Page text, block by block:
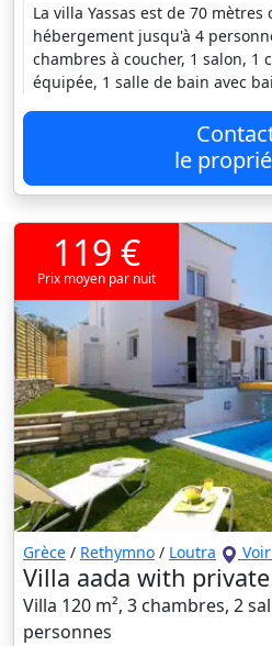
La villa Yassas est de 70
hébergement jusqu'à 4
chambres à coucher, 1 salon, 1
équipée, 1 salle de bain avec
le
119 €
Prix moyen par nuit
Grèce / Rethymno / Loutra
Villa aada with
Villa 120 m², 3 chambres, 2
personnes